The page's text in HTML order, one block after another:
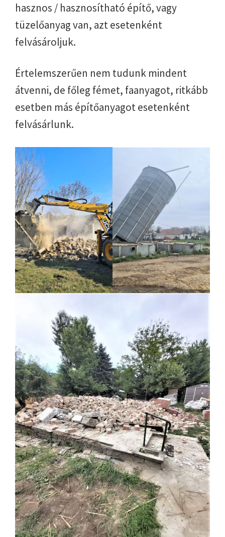
hasznos / hasznosítható építő, vagy
tüzelőanyag van, azt esetenként
felvásároljuk.
Értelemszerűen nem tudunk mindent
átvenni, de főleg fémet, faanyagot, ritkább
esetben más építőanyagot esetenként
felvásárlunk.